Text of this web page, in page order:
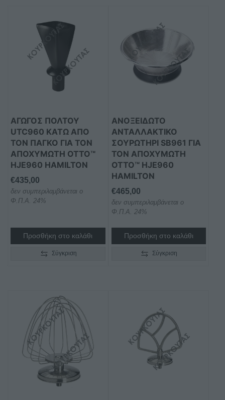
ΑΓΩΓΌΣ ΠΟΛΤΟΎ
UTC960 ΚΆΤΩ ΑΠΌ
ΤΟΝ ΠΆΓΚΟ ΓΙΑ ΤΟΝ
ΑΠΟΧΥΜΩΤΉ OTTO™
HJE960 HAMILTON
€435,00
δεν συμπεριλαμβάνεται ο
Φ.Π.Α. 24%
Προσθήκη στο καλάθι
Σύγκριση
ΑΝΟΞΕΊΔΩΤΟ
ΑΝΤΑΛΛΑΚΤΙΚΌ
ΣΟΥΡΩΤΉΡΙ SB961 ΓΙΑ
ΤΟΝ ΑΠΟΧΥΜΩΤΉ
OTTO™ HJE960
HAMILTON
€465,00
δεν συμπεριλαμβάνεται ο
Φ.Π.Α. 24%
Προσθήκη στο καλάθι
Σύγκριση